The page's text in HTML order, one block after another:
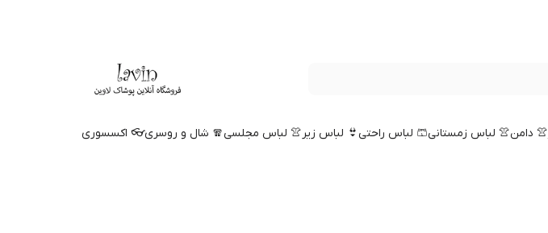
👚 دامن👚 لباس زمستانی🩳 لباس راحتی👙 لباس زیر👚 لباس مجلسی🧣 شال و روسری👓 اکسسوری